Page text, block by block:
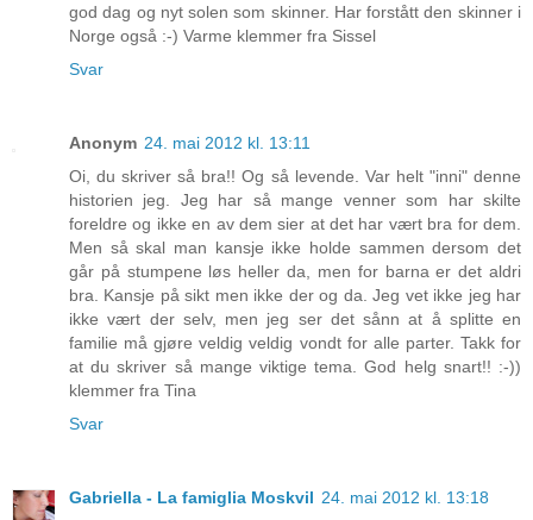
god dag og nyt solen som skinner. Har forstått den skinner i
Norge også :-) Varme klemmer fra Sissel
Svar
Anonym 24. mai 2012 kl. 13:11
Oi, du skriver så bra!! Og så levende. Var helt "inni" denne
historien jeg. Jeg har så mange venner som har skilte
foreldre og ikke en av dem sier at det har vært bra for dem.
Men så skal man kansje ikke holde sammen dersom det
går på stumpene løs heller da, men for barna er det aldri
bra. Kansje på sikt men ikke der og da. Jeg vet ikke jeg har
ikke vært der selv, men jeg ser det sånn at å splitte en
familie må gjøre veldig veldig vondt for alle parter. Takk for
at du skriver så mange viktige tema. God helg snart!! :-))
klemmer fra Tina
Svar
Gabriella - La famiglia Moskvil 24. mai 2012 kl. 13:18